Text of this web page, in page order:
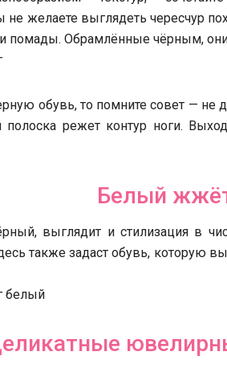
желаете выглядеть чересчур
помады. Обрамлённые чёрным,
обувь, то помните совет —
полоска режет контур ноги.
Белый
выглядит и стилизация в
также задаст обувь, которую